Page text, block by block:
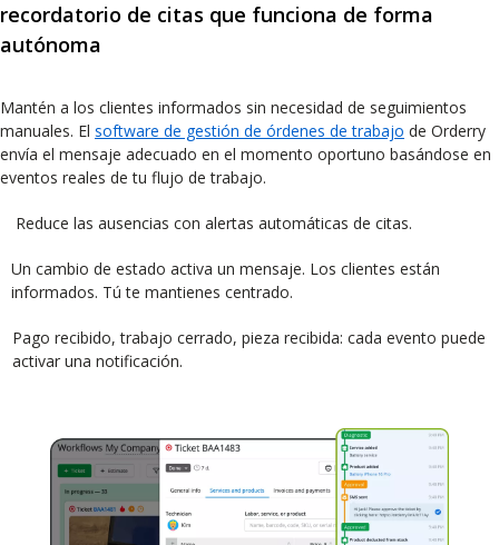
recordatorio de citas que funciona de forma
autónoma
Mantén a los clientes informados sin necesidad de seguimientos
manuales. El software de gestión de órdenes de trabajo de Orderry
envía el mensaje adecuado en el momento oportuno basándose en
eventos reales de tu flujo de trabajo.
Reduce las ausencias con alertas automáticas de citas.
Un cambio de estado activa un mensaje. Los clientes están
informados. Tú te mantienes centrado.
Pago recibido, trabajo cerrado, pieza recibida: cada evento puede
activar una notificación.